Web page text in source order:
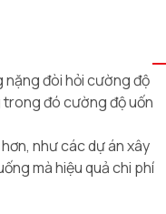
đòi hỏi cường độ
trong đó cường độ uốn
như các dự án xây
mà hiệu quả chi phí